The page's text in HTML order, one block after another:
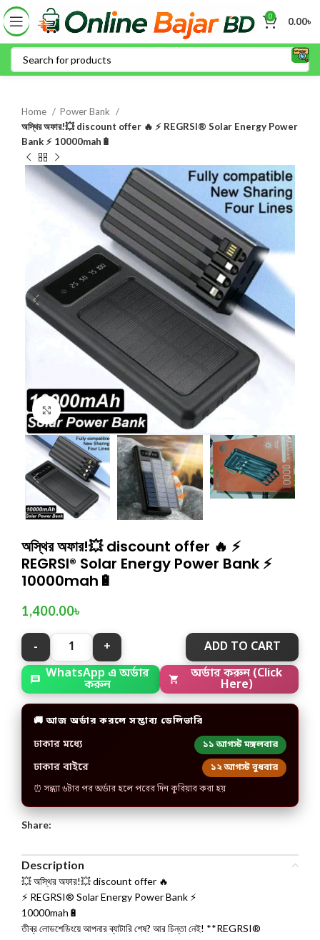
0 0.00৳
Home
Power Bank
অস্থির অফার!💥 discount offer 🔥 ⚡ REGRSI® Solar Energy Power
Bank ⚡ 10000mah🔋
Click to enlarge
অস্থির অফার!💥 discount offer 🔥 ⚡
REGRSI® Solar Energy Power Bank ⚡
10000mah🔋
1,400.00৳
ADD TO CART
WhatsApp এ অর্ডার
করুন
অর্ডার করুন (Click
Here)
🚚 আজ অর্ডার করলে সম্ভাব্য ডেলিভারি
ঢাকার মধ্যে ১১ আগস্ট মঙ্গলবার
ঢাকার বাইরে ১২ আগস্ট বুধবার
⏰ সন্ধ্যা ৬টার পর অর্ডার হলে পরের দিন কুরিয়ার করা হয়
Share:
Description
💥 অস্থির অফার!💥 discount offer 🔥
⚡ REGRSI® Solar Energy Power Bank ⚡
10000mah🔋
তীব্র লোডশেডিংয়ে আপনার ব্যাটারি শেষ? আর চিন্তা নেই! **REGRSI®